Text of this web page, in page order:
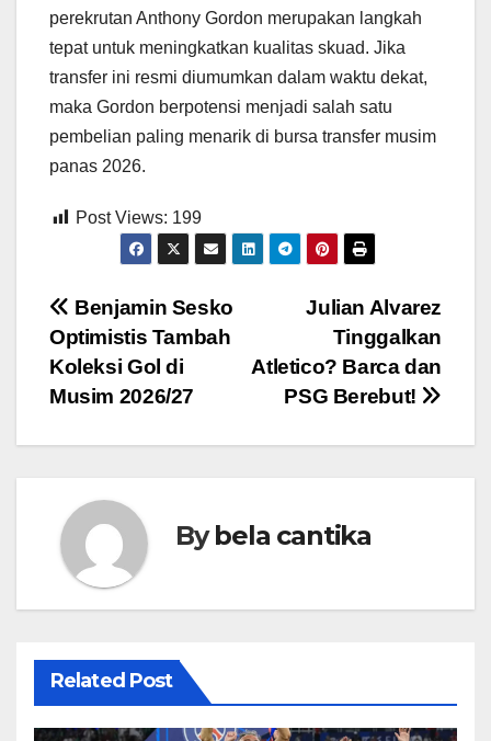
perekrutan Anthony Gordon merupakan langkah
tepat untuk meningkatkan kualitas skuad. Jika
transfer ini resmi diumumkan dalam waktu dekat,
maka Gordon berpotensi menjadi salah satu
pembelian paling menarik di bursa transfer musim
panas 2026.
Post Views: 199
Post
navigation
Julian Alvarez
Tinggalkan
Atletico? Barca dan
PSG Berebut!
Benjamin Sesko
Optimistis Tambah
Koleksi Gol di
Musim 2026/27
Bybela cantika
Related Post